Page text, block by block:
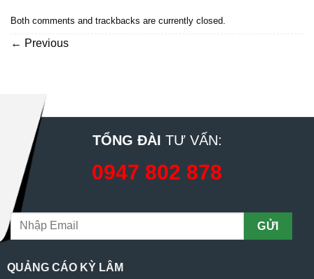
Both comments and trackbacks are currently closed.
← Previous
TỔNG ĐÀI TƯ VẤN:
0947 802 878
QUẢNG CÁO KỲ LÂM